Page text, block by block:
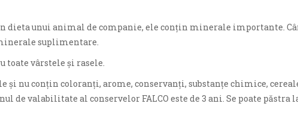
unui animal de companie, ele conțin minerale importante.
suplimentare.
toate vârstele și rasele.
și nu conțin coloranți, arome, conservanți, substanțe chimice,
de valabilitate al conservelor FALCO este de 3 ani. Se poate